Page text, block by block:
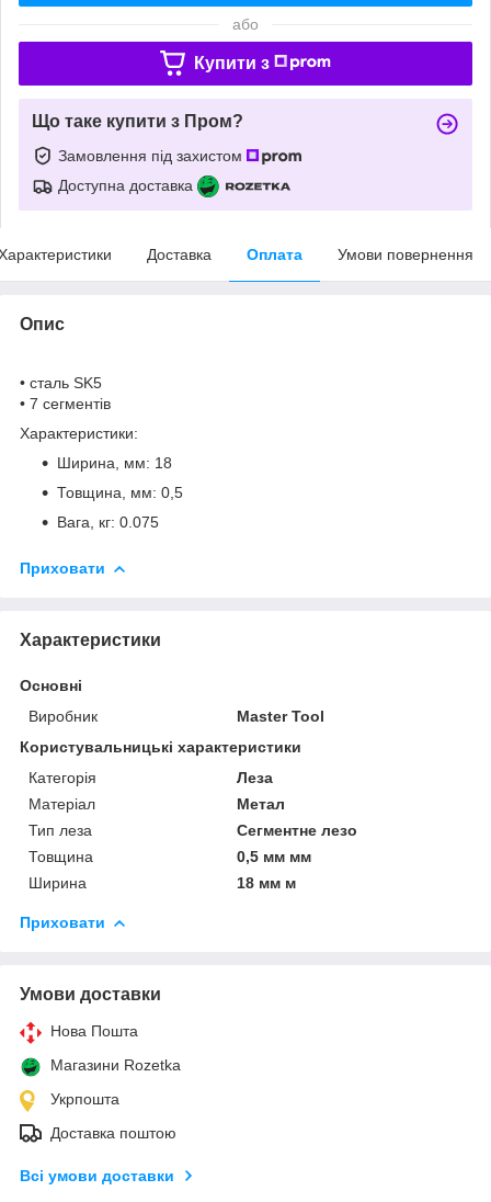
або
Купити з
Що таке купити з Пром?
Замовлення під захистом
Доступна доставка
Доставка Оплата Умови повернення
Опис
• сталь SK5
• 7 сегментів
Характеристики:
Ширина, мм: 18
Товщина, мм: 0,5
Вага, кг: 0.075
Приховати
Характеристики
Основні
Виробник
Master Tool
Користувальницькі характеристики
Категорія
Леза
Матеріал
Метал
Тип леза
Сегментне лезо
Товщина
0,5 мм мм
Ширина
18 мм м
Приховати
Умови доставки
Нова Пошта
Магазини Rozetka
Укрпошта
Доставка поштою
Всі умови доставки